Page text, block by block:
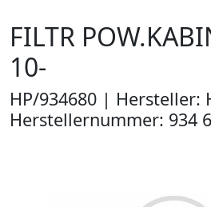
FILTR
10-
HP/934680 | Hersteller:
Herstellernummer: 934